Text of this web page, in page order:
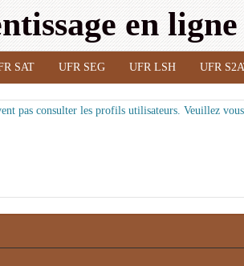
en
SAT UFR SEG UFR LSH UFR
pas consulter les profils utilisateurs. Veuillez